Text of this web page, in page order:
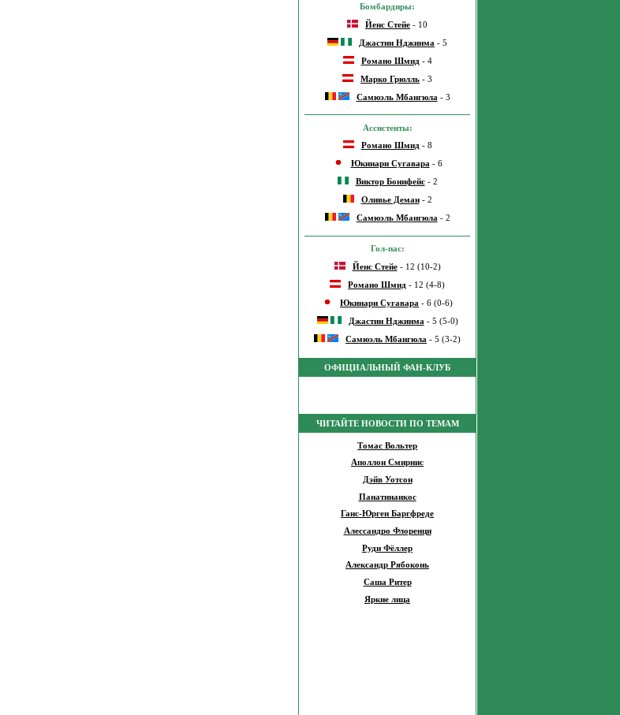
Бомбардиры:
Йенс Стейе - 10
Джастин Нджинма - 5
Романо Шмид- 4
Марко Грюлль - 3
Самюэль Мбангюла - 3
Ассистенты:
Романо Шмид- 8
Юкинари Сугавара- 6
Виктор Бонифейс- 2
Оливье Деман- 2
Самюэль Мбангюла- 2
Гол-пас:
Йенс Стейе- 12 (10-2)
Романо Шмид - 12 (4-8)
Юкинари Сугавара - 6 (0-6)
Джастин Нджинма - 5 (5-0)
Самюэль Мбангюла - 5 (3-2)
ОФИЦИАЛЬНЫЙ ФАН-КЛУБ
ЧИТАЙТЕ НОВОСТИ ПО ТЕМАМ
Томас Вольтер
Аполлон Смирнис
Дэйв Уотсон
Панатинаикос
Ганс-Юрген Баргфреде
Алессандро Флоренци
Руди Фёллер
Александр Рябоконь
Саша Ритер
Яркие лица